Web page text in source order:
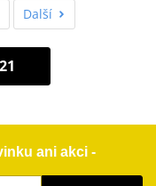
Další
ani akci -